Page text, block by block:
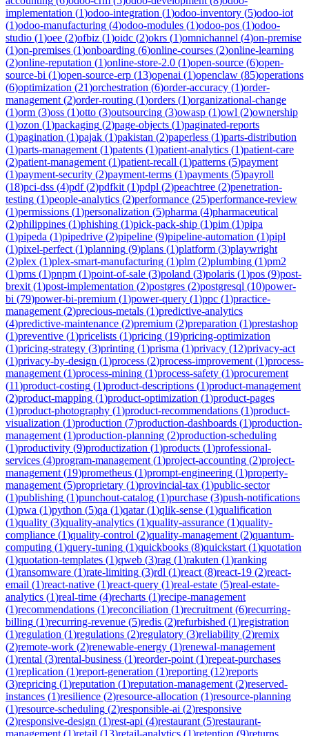
implementation (1)odoo-integration (1)odoo-inventory (5)odoo-iot
(1)odoo-manufacturing (4)odoo-modules (1)odoo-pos (1)odoo-
studio (1)oee (2)ofbiz (1)oidc (2)okrs (1)omnichannel (4)on-premise
(1)on-premises (1)onboarding (6)online-courses (2)online-learning
(2)online-reputation (1)online-store-2.0 (1)open-source (6)open-
source-bi (1)open-source-erp (13)openai (1)openclaw (85)operations
(6)optimization (21)orchestration (6)order-accuracy (1)order-
management (2)order-routing (1)orders (1)organizational-change
(1)orm (3)oss (1)otto (3)outsourcing (3)owasp (1)owl (2)ownership
(1)ozon (1)packaging (2)page-objects (1)paginated-reports
(1)pagination (1)pajak (1)pakistan (2)paperless (1)parts-distribution
(1)parts-management (1)patents (1)patient-analytics (1)patient-care
(2)patient-management (1)patient-recall (1)patterns (5)payment
(1)payment-security (2)payment-terms (1)payments (5)payroll
(18)pci-dss (4)pdf(2)pdfkit (1)pdpl (2)peachtree (2)penetration-
testing (1)people-analytics (2)performance (25)performance-review
(1)permissions (1)personalization (5)pharma (4)pharmaceutical
(2)philippines (1)phishing (1)pick-pack-ship (1)pim (1)pipa
(1)pipeda (1)pipedrive (2)pipeline (9)pipeline-automation (1)pipl
(1)pixel-perfect (1)planning (9)plans (1)platform (3)playwright
(2)plex (1)plex-smart-manufacturing (1)plm (2)plumbing (1)pm2
(1)pms (1)pnpm (1)point-of-sale (3)poland (3)polaris (1)pos (9)post-
brexit (1)post-implementation (2)postgres (2)postgresql (10)power-
bi (79)power-bi-premium (1)power-query (1)ppc (1)practice-
management (2)precious-metals (1)predictive-analytics
(4)predictive-maintenance (2)premium (2)preparation (1)prestashop
(1)preventive (1)pricelists (1)pricing (19)pricing-optimization
(1)pricing-strategy (3)printing (1)prisma (1)privacy (12)privacy-act
(1)privacy-by-design (1)process (2)process-improvement (1)process-
management (1)process-mining (1)process-safety (1)procurement
(11)product-costing (1)product-descriptions (1)product-management
(2)product-mapping (1)product-optimization (1)product-pages
(1)product-photography (1)product-recommendations (1)product-
visualization (1)production (7)production-dashboards (1)production-
management (1)production-planning (2)production-scheduling
(1)productivity (9)productization (1)products (1)professional-
services (4)program-management (1)project-accounting (2)project-
management (19)prometheus (1)prompt-engineering (1)property-
management (5)proprietary (1)provincial-tax (1)public-sector
(1)publishing (1)punchout-catalog (1)purchase (3)push-notifications
(1)pwa (1)python (5)qa (1)qatar(1)qlik-sense (1)qualification
(1)quality (3)quality-analytics (1)quality-assurance (1)quality-
compliance (1)quality-control (2)quality-management (2)quantum-
computing (1)query-tuning (1)quickbooks (8)quickstart (1)quotation
(1)quotation-templates (1)qweb (3)rag (1)rakuten (1)ranking
(1)ransomware (1)rate-limiting (3)rdl (1)react (8)react-19 (2)react-
email (1)react-native (1)react-query (1)real-estate (5)real-estate-
analytics (1)real-time (4)recharts (1)recipe-management
(1)recommendations (1)reconciliation (1)recruitment (6)recurring-
billing (1)recurring-revenue (5)redis (2)refurbished (1)registration
(1)regulation (1)regulations (2)regulatory (3)reliability (2)remix
(2)remote-work (2)renewable-energy (1)renewal-management
(1)rental (3)rental-business (1)reorder-point (1)repeat-purchases
(1)replication (1)report-generation (1)reporting (12)reports
(3)repricing (1)reputation (1)reputation-management (2)reserved-
instances (1)resilience (2)resource-allocation (1)resource-planning
(1)resource-scheduling (2)responsible-ai (2)responsive
(2)responsive-design (1)rest-api (4)restaurant (5)restaurant-
management (1)retail (13)retail-analytics (1)retention (9)returns